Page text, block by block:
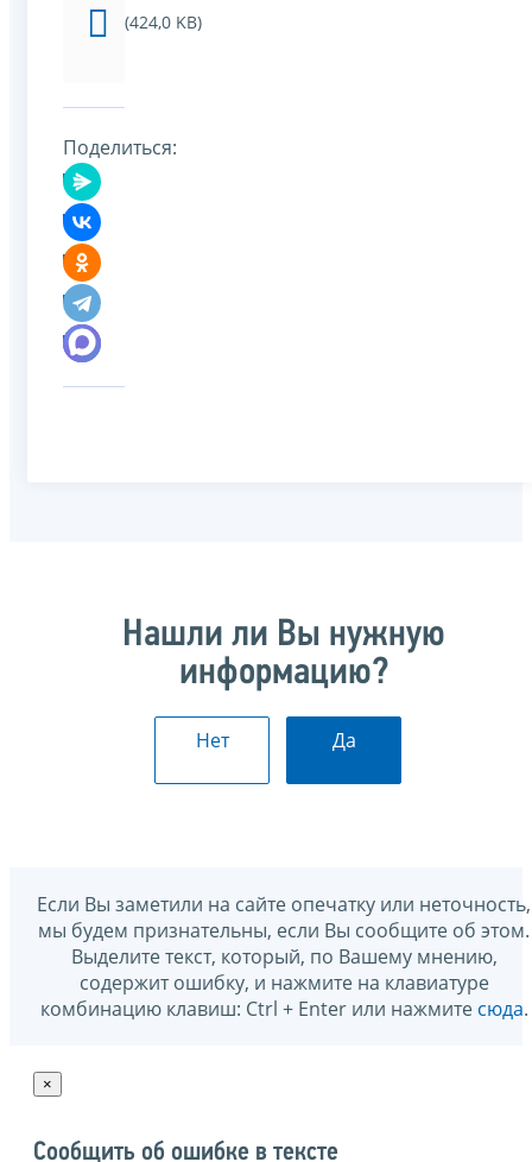
(424,0 KB)
Поделиться:
Нашли ли Вы нужную
информацию?
Нет Да
Если Вы заметили на сайте опечатку или неточность,
мы будем признательны, если Вы сообщите об этом.
Выделите текст, который, по Вашему мнению,
содержит ошибку, и нажмите на клавиатуре
комбинацию клавиш: Ctrl + Enter или нажмите сюда.
×
Сообщить об ошибке в тексте